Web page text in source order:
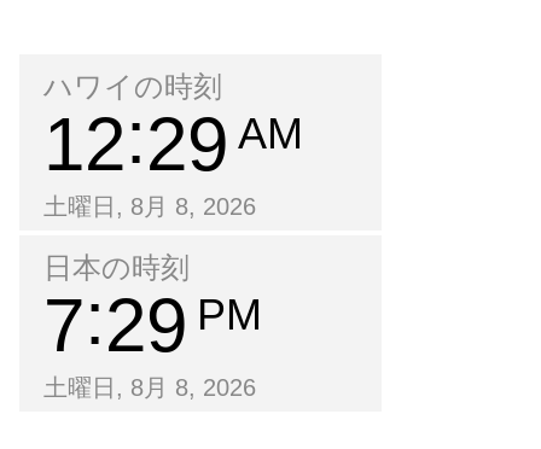
ハワイの時刻
12 29 AM
土曜日, 8月 8, 2026
日本の時刻
7 29 PM
土曜日, 8月 8, 2026